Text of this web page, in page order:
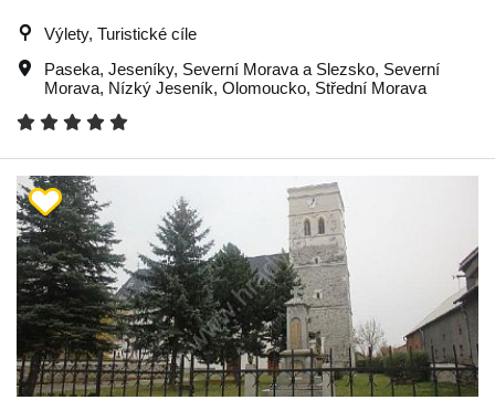
Výlety, Turistické cíle
Paseka, Jeseníky, Severní Morava a Slezsko, Severní
Morava, Nízký Jeseník, Olomoucko, Střední Morava